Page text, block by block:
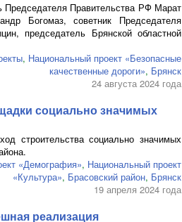
Председателя Правительства РФ Марат
Богомаз, советник Председателя
председатель Брянской областной
, Национальный проект «Безопасные
качественные дороги», Брянск
24 августа 2024 года
социально значимых
строительства социально значимых
«Демография», Национальный проект
«Культура», Брасовский район, Брянск
19 апреля 2024 года
реализация